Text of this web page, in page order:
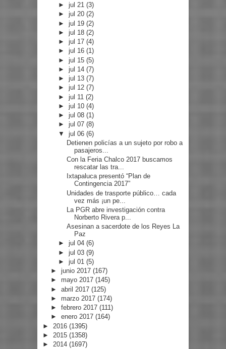
►jul 21(3)
►jul 20(2)
►jul 19(2)
►jul 18(2)
►jul 17(4)
►jul 16(1)
►jul 15(5)
►jul 14(7)
►jul 13(7)
►jul 12(7)
►jul 11(2)
►jul 10(4)
►jul 08(1)
►jul 07(8)
▼jul 06(6)
Detienen policías a un sujeto por robo a
pasajeros...
Con la Feria Chalco 2017 buscamos
rescatar las tra...
Ixtapaluca presentó “Plan de
Contingencia 2017”
Unidades de trasporte público… cada
vez más ¡un pe...
La PGR abre investigación contra
Norberto Rivera p...
Asesinan a sacerdote de los Reyes La
Paz
►jul 04(6)
►jul 03(9)
►jul 01(5)
► junio 2017 (167)
► mayo 2017 (145)
► abril 2017 (125)
► marzo 2017 (174)
► febrero 2017 (111)
► enero 2017 (164)
► 2016 (1395)
► 2015 (1358)
► 2014 (1697)